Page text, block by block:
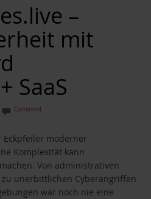
–
mit
SaaS
Comment
Eckpfeiler moderner
Komplexität kann
Von administrativen
unerbittlichen Cyberangriffen
war noch nie eine